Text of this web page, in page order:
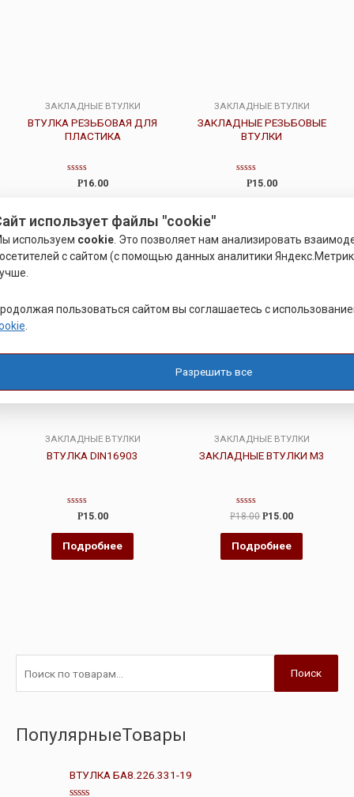
ЗАКЛАДНЫЕ ВТУЛКИ
ВТУЛКА РЕЗЬБОВАЯ ДЛЯ
ПЛАСТИКА
Оценка
Р16.00
Подробнее
ЗАКЛАДНЫЕ ВТУЛКИ
ЗАКЛАДНЫЕ РЕЗЬБОВЫЕ
ВТУЛКИ
Оценка
Р15.00
ЗАКЛАДНЫЕ ВТУЛКИ
ВТУЛКА DIN16903
Оценка
из
5
Р15.00
Подробнее
ЗАКЛАДНЫЕ ВТУЛКИ
ЗАКЛАДНЫЕ ВТУЛКИ М3
Оценка
0
из
5
Р18.00 Р15.00
Подробнее
Поиск
ПопулярныеТовары
ВТУЛКА БА8.226.331-19
использует файлы "cookie"
используем cookie. Это позволяет нам анализировать
с сайтом (с помощью данных аналитики
пользоваться сайтом вы соглашаетесь с
Разрешить все